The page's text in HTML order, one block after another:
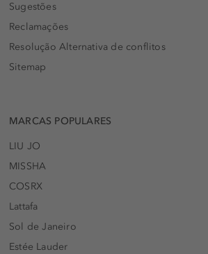
Sugestões
Reclamações
Resolução Alternativa de conflitos
Sitemap
MARCAS POPULARES
LIU JO
MISSHA
COSRX
Lattafa
Sol de Janeiro
Estée Lauder